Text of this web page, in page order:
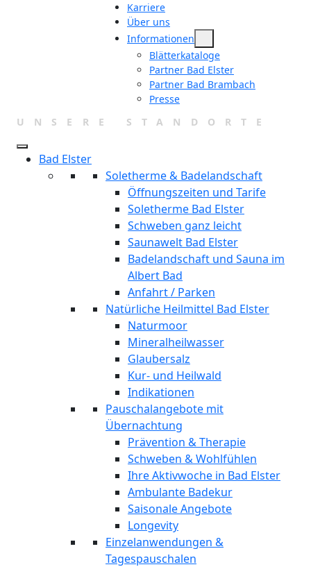
Karriere
Über uns
Informationen
Blätterkataloge
Partner Bad Elster
Partner Bad Brambach
Presse
UNSERE STANDORTE
Bad Elster
Soletherme & Badelandschaft
Öffnungszeiten und Tarife
Soletherme Bad Elster
Schweben ganz leicht
Saunawelt Bad Elster
Badelandschaft und Sauna im
Albert Bad
Anfahrt / Parken
Natürliche Heilmittel Bad Elster
Naturmoor
Mineralheilwasser
Glaubersalz
Kur- und Heilwald
Indikationen
Pauschalangebote mit
Übernachtung
Prävention & Therapie
Schweben & Wohlfühlen
Ihre Aktivwoche in Bad Elster
Ambulante Badekur
Saisonale Angebote
Longevity
Einzelanwendungen &
Tagespauschalen